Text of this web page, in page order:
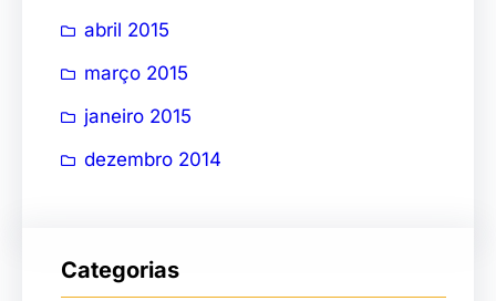
abril 2015
março 2015
janeiro 2015
dezembro 2014
Categorias